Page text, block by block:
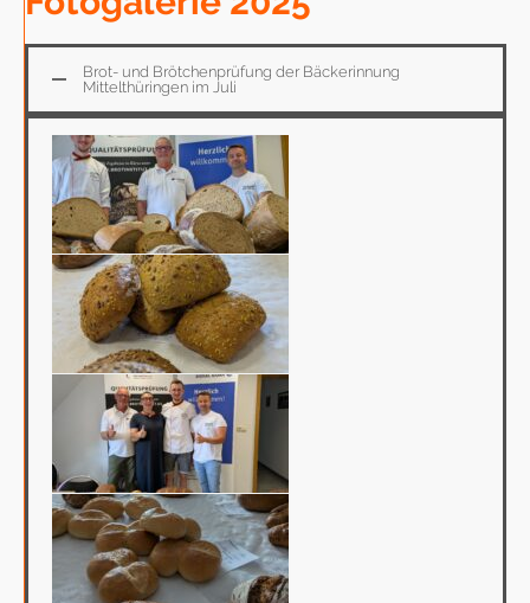
Brot- und Brötchenprüfung der Bäckerinnung
Mittelthüringen im Juli